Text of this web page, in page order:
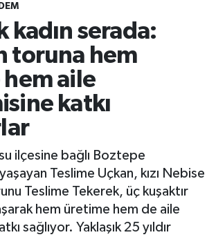
kadın serada:
toruna hem
aile
katkı
ilçesine bağlı Boztepe
Teslime Uçkan, kızı Nebise
Teslime Tekerek, üç kuşaktır
hem üretime hem de aile
sağlıyor. Yaklaşık 25 yıldır
Yoğunluk Haritası
Durumu ve Fikstür
Haberleri